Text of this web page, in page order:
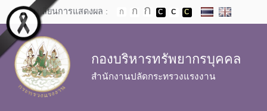
Skip to main content
เปลี่ยนการแสดงผล :
กองบริหารทรัพยากรบุคคล
สำนักงานปลัดกระทรวงแรงงาน